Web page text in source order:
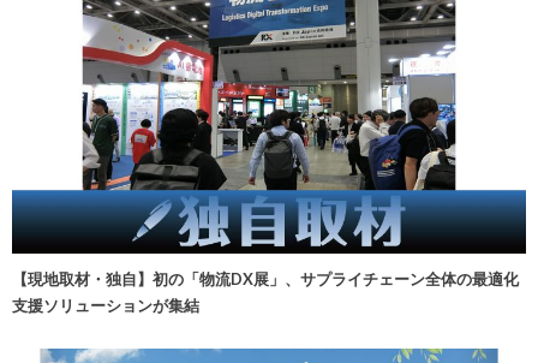
【現地取材・独自】初の「物流DX展」、サプライチェーン全体の最適化
支援ソリューションが集結